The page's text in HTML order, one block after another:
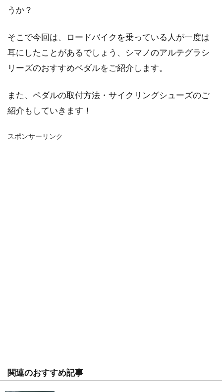
うか？
そこで今回は、ロードバイクを乗っている人が一度は
耳にしたことがあるでしょう、シマノのアルテグラシ
リーズのおすすめペダルをご紹介します。
また、ペダルの取付方法・サイクリングシューズのご
紹介もしていきます！
スポンサーリンク
関連のおすすめ記事